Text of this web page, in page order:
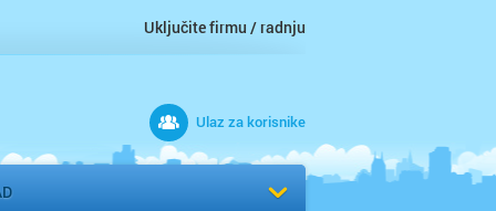
Uključite firmu / radnju
Ulaz za korisnike